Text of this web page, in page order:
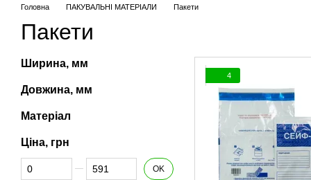
Головна ПАКУВАЛЬНІ МАТЕРІАЛИ Пакети
Пакети
4
Ширина, мм
Довжина, мм
Матеріал
Ціна, грн
Від Ціна, грн
До Ціна, грн OK